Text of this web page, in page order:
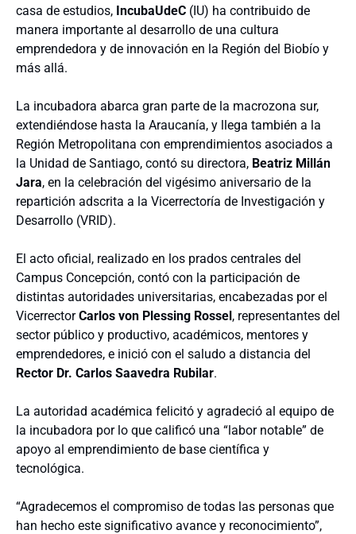
casa de estudios, IncubaUdeC (IU) ha contribuido de
manera importante al desarrollo de una cultura
emprendedora y de innovación en la Región del Biobío y
más allá.
La incubadora abarca gran parte de la macrozona sur,
extendiéndose hasta la Araucanía, y llega también a la
Región Metropolitana con emprendimientos asociados a
la Unidad de Santiago, contó su directora, Beatriz Millán
Jara, en la celebración del vigésimo aniversario de la
repartición adscrita a la Vicerrectoría de Investigación y
Desarrollo (VRID).
El acto oficial, realizado en los prados centrales del
Campus Concepción, contó con la participación de
distintas autoridades universitarias, encabezadas por el
VicerrectorCarlos von Plessing Rossel, representantes del
sector público y productivo, académicos, mentores y
emprendedores, e inició con el saludo a distancia del
Rector Dr. Carlos Saavedra Rubilar.
La autoridad académica felicitó y agradeció al equipo de
la incubadora por lo que calificó una “labor notable” de
apoyo al emprendimiento de base científica y
tecnológica.
“Agradecemos el compromiso de todas las personas que
han hecho este significativo avance y reconocimiento”,